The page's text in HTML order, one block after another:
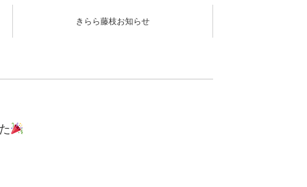
きらら藤枝お知らせ